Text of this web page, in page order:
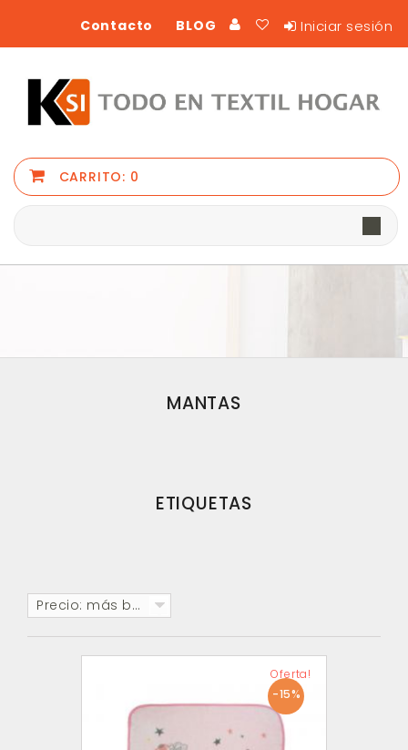
Iniciar sesión
BLOG
Contacto
CARRITO: 0
MANTAS
ETIQUETAS
Precio: más baratos primero
-15%
Oferta!